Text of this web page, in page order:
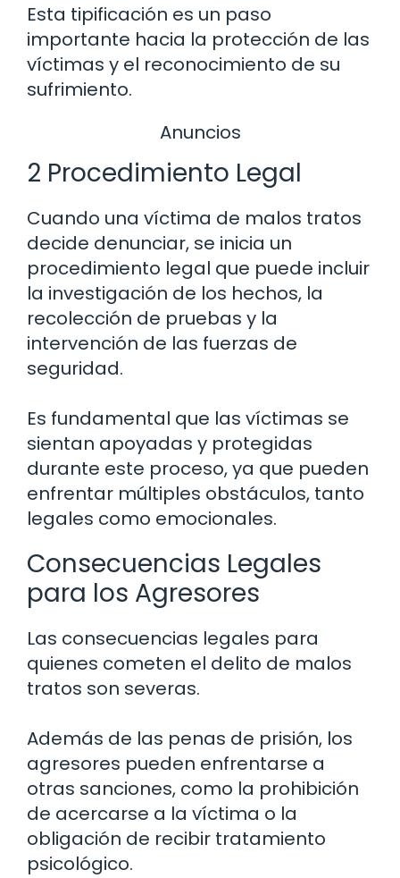
Esta tipificación es un paso
importante hacia la protección de las
víctimas y el reconocimiento de su
sufrimiento.
Anuncios
2 Procedimiento Legal
Cuando una víctima de malos tratos
decide denunciar, se inicia un
procedimiento legal que puede incluir
la investigación de los hechos, la
recolección de pruebas y la
intervención de las fuerzas de
seguridad.
Es fundamental que las víctimas se
sientan apoyadas y protegidas
durante este proceso, ya que pueden
enfrentar múltiples obstáculos, tanto
legales como emocionales.
Consecuencias Legales
para los Agresores
Las consecuencias legales para
quienes cometen el delito de malos
tratos son severas.
Además de las penas de prisión, los
agresores pueden enfrentarse a
otras sanciones, como la prohibición
de acercarse a la víctima o la
obligación de recibir tratamiento
psicológico.